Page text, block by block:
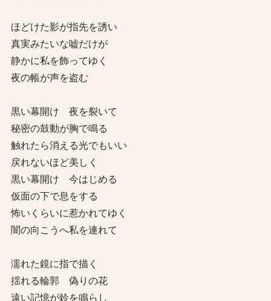
ほどけた影が指先を誘い
真実みたいな嘘だけが
静かに私を飾ってゆく
夜の帳が声を盗む
黒い幕開け 夜を裂いて
秘密の鼓動が胸で鳴る
触れたら消える光でもいい
戻れないほど美しく
黒い幕開け 今はじめる
仮面の下で息をする
怖いくらいに惹かれてゆく
闇の向こうへ私を連れて
濡れた鏡に指で描く
揺れる輪郭 偽りの花
遠い記憶が鈴を鳴らし